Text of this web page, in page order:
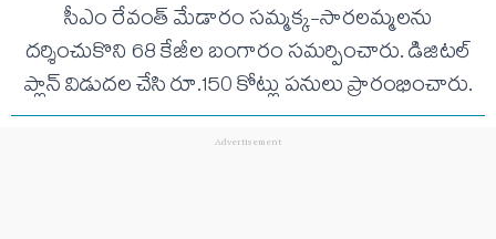
సీఎం రేవంత్ మేడారం సమ్మక్క-సారలమ్మలను
దర్శించుకొని 68 కేజీల బంగారం సమర్పించారు. డిజిటల్
ప్లాన్ విడుదల చేసి రూ.150 కోట్లు పనులు ప్రారంభించారు.